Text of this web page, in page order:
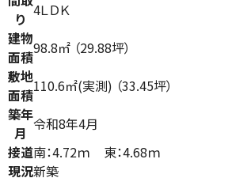
り 4ＬＤＫ
建物
面積98.8㎡ （29.88坪）
敷地
面積110.6㎡(実測) （33.45坪）
築年
月 令和8年4月
接道南：4.72ｍ 東：4.68ｍ
現況新築